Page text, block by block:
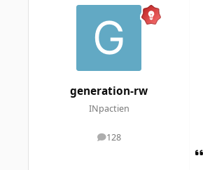
generation-rw
INpactien
128
messages